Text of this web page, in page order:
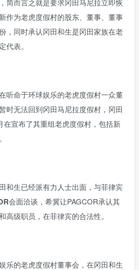
简而言之就是要求冈田马尼拉立即恢
作为老虎度假村的股东、董事、董事
，同时承认冈田和生是冈田家族在老
代表。
听命于环球娱乐的老虎度假村一众董
时无法回到冈田马尼拉度假村，冈田
在宣布了其重组老虎度假村，包括新
和生已经派有力人士出面，与菲律宾
会面洽谈，希冀让PAGCOR承认其
高级职员，在菲律宾的合法性。
乐的老虎度假村董事会，在冈田和生